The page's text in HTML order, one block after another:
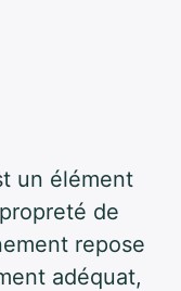
un élément
de
repose
adéquat,